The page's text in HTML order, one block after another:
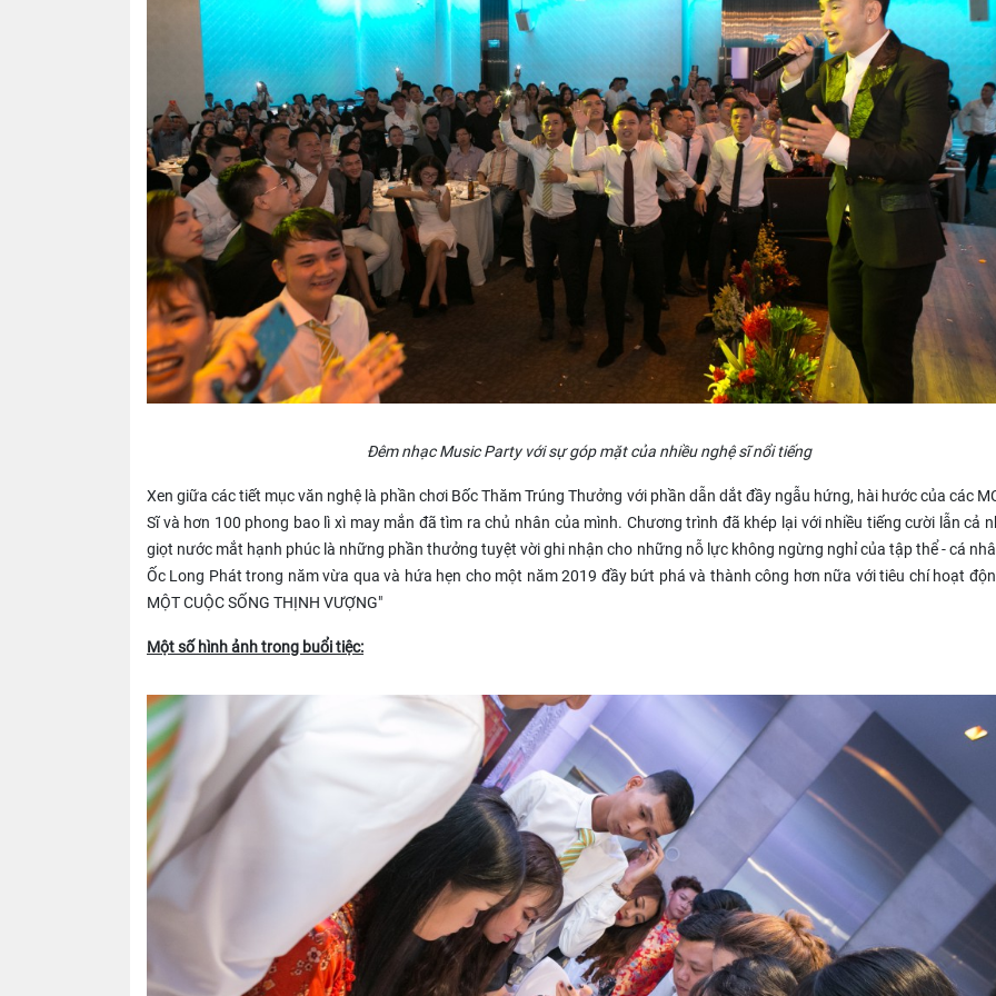
Đêm nhạc Music Party với sự góp mặt của nhiều nghệ sĩ nổi tiếng
Xen giữa các tiết mục văn nghệ là phần chơi Bốc Thăm Trúng Thưởng với phần dẫn dắt đầy ngẫu hứng, hài hước của các
Sĩ và hơn 100 phong bao lì xì may mắn đã tìm ra chủ nhân của mình. Chương trình đã khép lại với nhiều tiếng cười lẫn cả
giọt nước mắt hạnh phúc là những phần thưởng tuyệt vời ghi nhận cho những nỗ lực không ngừng nghỉ của tập thể - cá
Ốc Long Phát trong năm vừa qua và hứa hẹn cho một năm 2019 đầy bứt phá và thành công hơn nữa với tiêu chí hoạt
MỘT CUỘC SỐNG THỊNH VƯỢNG"
Một số hình ảnh trong buổi tiệc: